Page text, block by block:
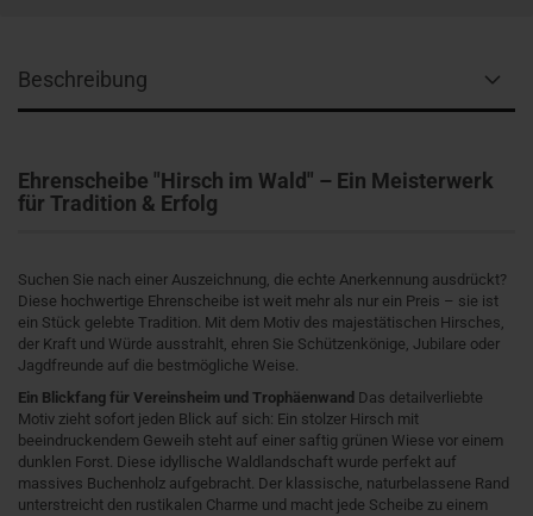
Beschreibung
Ehrenscheibe "Hirsch im Wald" – Ein Meisterwerk
für Tradition & Erfolg
Suchen Sie nach einer Auszeichnung, die echte Anerkennung ausdrückt?
Diese hochwertige Ehrenscheibe ist weit mehr als nur ein Preis – sie ist
ein Stück gelebte Tradition. Mit dem Motiv des majestätischen Hirsches,
der Kraft und Würde ausstrahlt, ehren Sie Schützenkönige, Jubilare oder
Jagdfreunde auf die bestmögliche Weise.
Ein Blickfang für Vereinsheim und Trophäenwand Das detailverliebte
Motiv zieht sofort jeden Blick auf sich: Ein stolzer Hirsch mit
beeindruckendem Geweih steht auf einer saftig grünen Wiese vor einem
dunklen Forst. Diese idyllische Waldlandschaft wurde perfekt auf
massives Buchenholz aufgebracht. Der klassische, naturbelassene Rand
unterstreicht den rustikalen Charme und macht jede Scheibe zu einem